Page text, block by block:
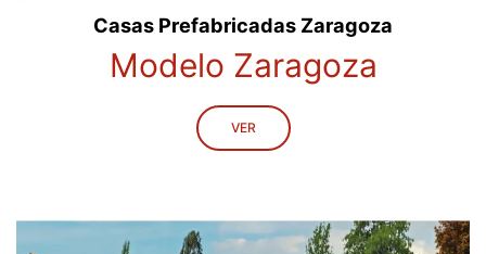
Casas Prefabricadas Zaragoza
Modelo Zaragoza
VER